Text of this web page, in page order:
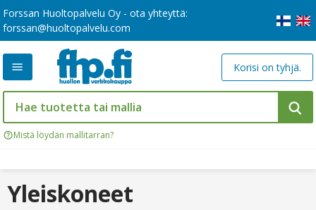
Forssan Huoltopalvelu Oy - ota yhteyttä:
forssan@huoltopalvelu.com
Mistä löydän mallitarran?
Korisi on tyhjä.
Yleiskoneet